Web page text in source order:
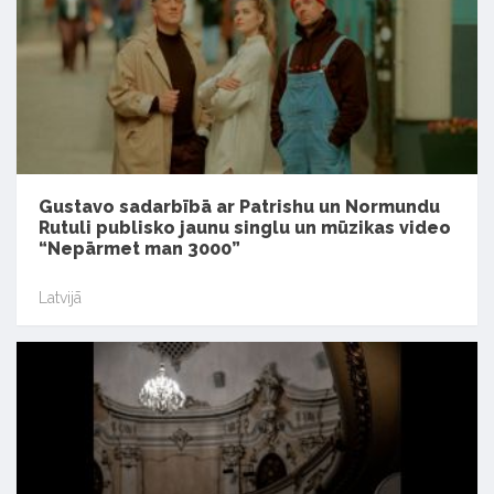
Gustavo sadarbībā ar Patrishu un Normundu
Rutuli publisko jaunu singlu un mūzikas video
“Nepārmet man 3000”
Latvijā